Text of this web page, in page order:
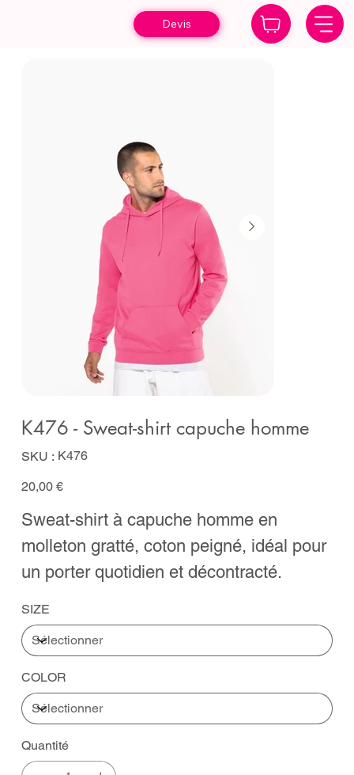
Devis
K476 - Sweat-shirt capuche homme
SKU : SKU
K476
K476
Prix
20,00 €
Sweat-shirt à capuche homme en
molleton gratté, coton peigné, idéal pour
un porter quotidien et décontracté.
SIZE
COLOR
Quantité